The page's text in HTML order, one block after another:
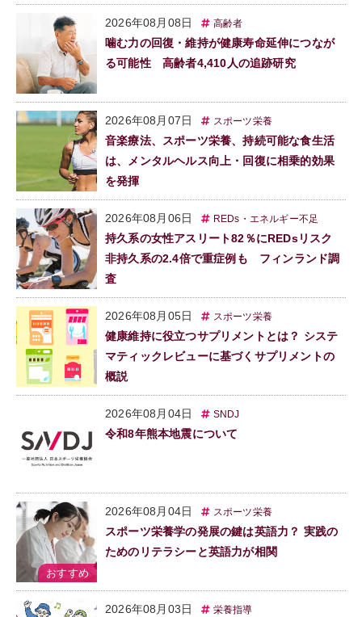
2026年08月08日 高齢者
噛む力の回復・維持が健康寿命延伸につなが
る可能性 高齢者4,410人の追跡研究
2026年08月07日 スポーツ栄養
音楽療法、スポーツ栄養、持続可能な食生活
は、メンタルヘルス向上・回復に相乗的効果
を発揮
2026年08月06日 REDs・エネルギー不足
持久系の女性アスリート82％にREDsリスク
非持久系の2.4倍で重症例も フィンランド調
査
2026年08月05日 スポーツ栄養
健康維持に役立つサプリメントとは？ システ
マティックレビューに基づくサプリメントの
概説
2026年08月04日 SNDJ
令和8年熊本地震について
2026年08月04日 スポーツ栄養
スポーツ栄養学の発展の鍵は英語力？ 実践の
ためのリテラシーと英語力が相関
2026年08月03日 栄養指導